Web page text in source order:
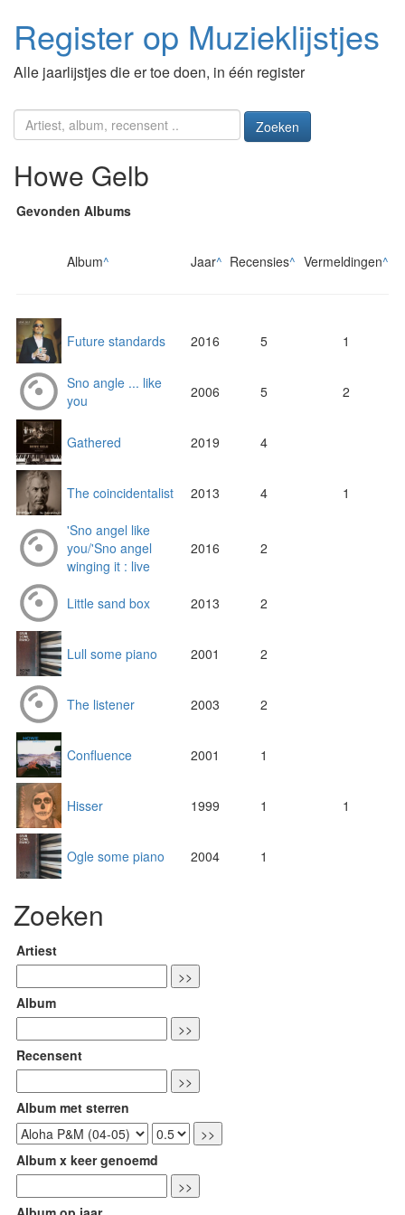
Register op Muzieklijstjes
Alle jaarlijstjes die er toe doen, in één register
Zoeken
Howe Gelb
Gevonden Albums
Album^ Jaar^ Recensies^ Vermeldingen^
Future standards 2016 5 1
Sno angle ... like
you
2006 5 2
Gathered 2019 4
The coincidentalist 2013 4 1
'Sno angel like
you/'Sno angel
winging it : live
2016 2
Little sand box 2013 2
Lull some piano 2001 2
The listener 2003 2
Confluence 2001 1
Hisser 1999 1 1
Ogle some piano 2004 1
Zoeken
Artiest
Album
Recensent
Album met sterren
Album x keer genoemd